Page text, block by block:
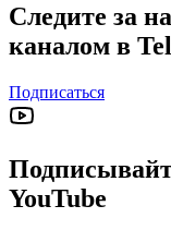
Следите за
каналом в
Подписаться
YouTube